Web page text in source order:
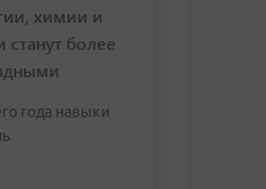
химии и
станут более
года навыки